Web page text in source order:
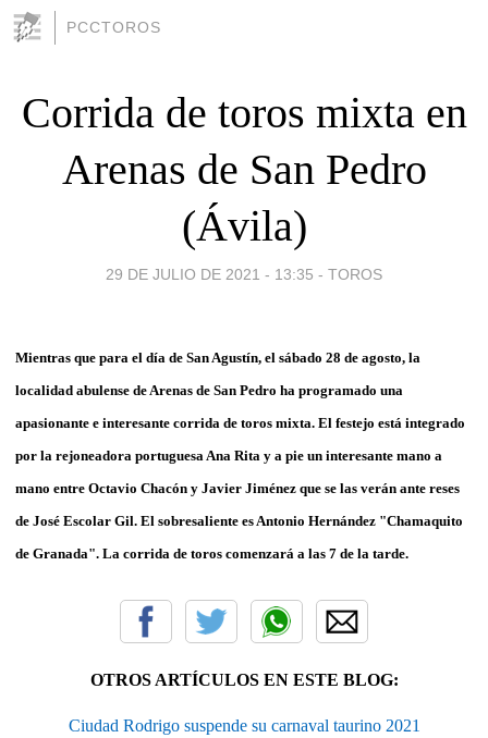
PCCTOROS
Corrida de toros mixta en
Arenas de San Pedro
(Ávila)
29 DE JULIO DE 2021 - 13:35 - TOROS
Mientras que para el día de San Agustín, el sábado 28 de agosto, la
localidad abulense de Arenas de San Pedro ha programado una
apasionante e interesante corrida de toros mixta. El festejo está integrado
por la rejoneadora portuguesa Ana Rita y a pie un interesante mano a
mano entre Octavio Chacón y Javier Jiménez que se las verán ante reses
de José Escolar Gil. El sobresaliente es Antonio Hernández "Chamaquito
de Granada". La corrida de toros comenzará a las 7 de la tarde.
OTROS ARTÍCULOS EN ESTE BLOG:
Ciudad Rodrigo suspende su carnaval taurino 2021